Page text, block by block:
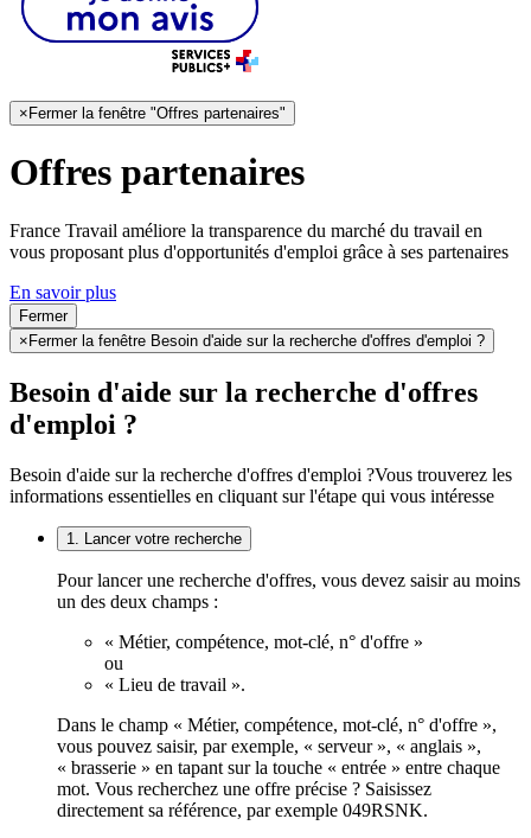
× Fermer la fenêtre "Offres partenaires"
Offres partenaires
France Travail améliore la transparence du marché du travail en
vous proposant plus d'opportunités d'emploi grâce à ses partenaires
En savoir plus
Fermer
×Fermer la fenêtre Besoin d'aide sur la recherche d'offres d'emploi ?
Besoin d'aide sur la recherche d'offres
d'emploi ?
Besoin d'aide sur la recherche d'offres d'emploi ?Vous trouverez les
informations essentielles en cliquant sur l'étape qui vous intéresse
1. Lancer votre recherche
Pour lancer une recherche d'offres, vous devez saisir au moins
un des deux champs :
« Métier, compétence, mot-clé, n° d'offre »
ou
« Lieu de travail ».
Dans le champ « Métier, compétence, mot-clé, n° d'offre »,
vous pouvez saisir, par exemple, « serveur », « anglais »,
« brasserie » en tapant sur la touche « entrée » entre chaque
mot. Vous recherchez une offre précise ? Saisissez
directement sa référence, par exemple 049RSNK.